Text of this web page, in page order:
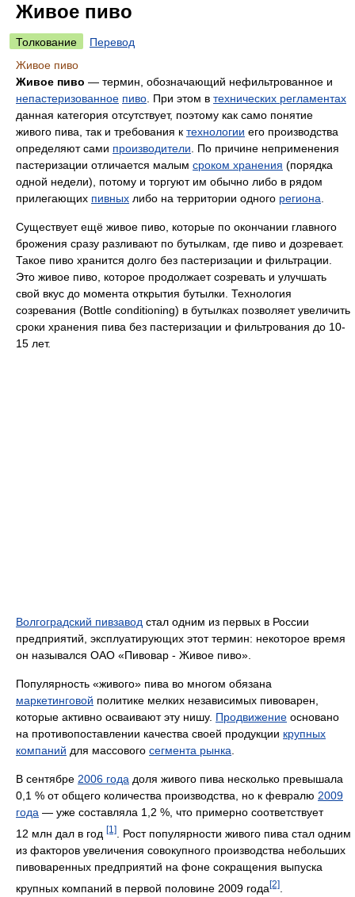
Живое пиво
Толкование
Перевод
Живое пиво
Живое пиво — термин, обозначающий нефильтрованное и
непастеризованное пиво . При этом в технических регламентах
данная категория отсутствует, поэтому как само понятие
живого пива, так и требования к технологии его производства
определяют сами производители . По причине неприменения
пастеризации отличается малым сроком хранения (порядка
одной недели), потому и торгуют им обычно либо в рядом
прилегающих пивных либо на территории одного региона
Существует ещё живое пиво, которые по окончании главного
брожения сразу разливают по бутылкам, где пиво и дозревает.
Такое пиво хранится долго без пастеризации и фильтрации.
Это живое пиво, которое продолжает созревать и улучшать
свой вкус до момента открытия бутылки. Технология
созревания (Bottle conditioning) в бутылках позволяет увеличить
сроки хранения пива без пастеризации и фильтрования до 10-
15 лет.
Волгоградский пивзавод стал одним из первых в России
предприятий, эксплуатирующих этот термин: некоторое время
он назывался ОАО «Пивовар - Живое пиво».
Популярность «живого» пива во многом обязана
маркетинговой политике мелких независимых пивоварен,
которые активно осваивают эту нишу. Продвижение основано
на противопоставлении качества своей продукции крупных
компаний для массового сегмента рынка
В сентябре 2006 года доля живого пива несколько превышала
0,1 % от общего количества производства, но к февралю 2009
года — уже составляла 1,2 %, что примерно соответствует
12 млн дал в год [1]
. Рост популярности живого пива стал одним
из факторов увеличения совокупного производства небольших
пивоваренных предприятий на фоне сокращения выпуска
крупных компаний в первой половине 2009 года[2]